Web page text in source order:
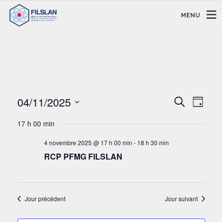
MENU
Recherche
DE
Jour
04/11/2025
une
17 h 00 min
4 novembre 2025 @ 17 h 00 min - 18 h 30 min
RCP PFMG FILSLAN
Jour précédent Jour suivant